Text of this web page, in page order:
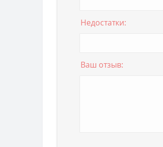
Недостатки:
Ваш отзыв: